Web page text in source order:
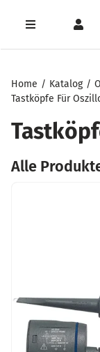
InhaltToggle
Support
Seminare
Toggle
Home Katalog
Tastköpfe Für
Alle